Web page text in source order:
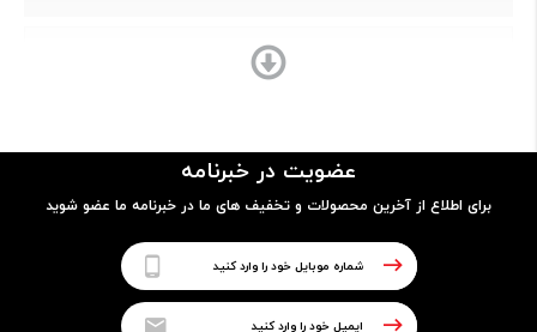
2 هسته 2.2 گیگاهرتز Cortex-A76 و 6 هسته 2.0 گیگاهرتز
پردازنده گرافیکی
عضویت در خبرنامه
برای اطلاع از آخرین محصولات و تخفیف های ما در خبرنامه ما عضو شوید